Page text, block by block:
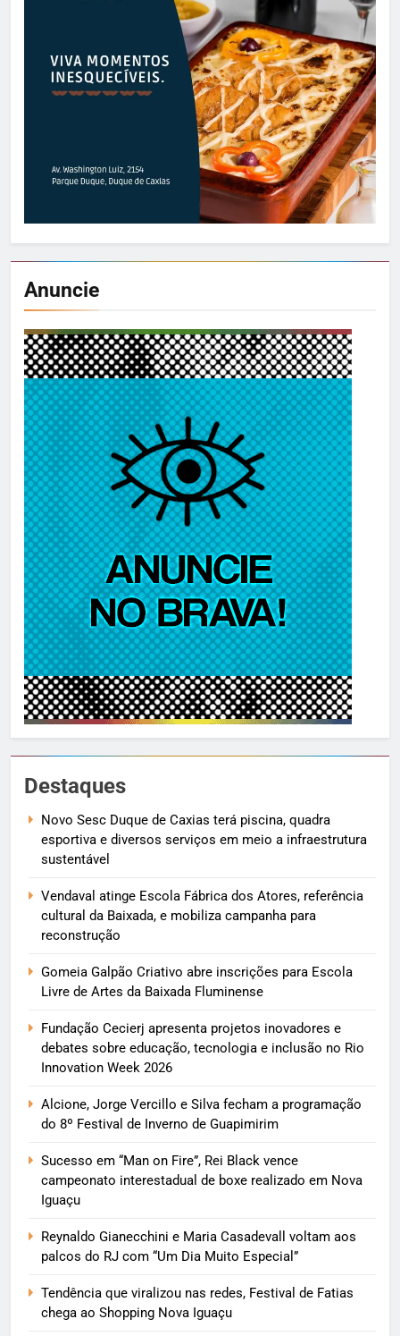
Anuncie
Destaques
Novo Sesc Duque de Caxias terá piscina, quadra
esportiva e diversos serviços em meio a infraestrutura
sustentável
Vendaval atinge Escola Fábrica dos Atores, referência
cultural da Baixada, e mobiliza campanha para
reconstrução
Gomeia Galpão Criativo abre inscrições para Escola
Livre de Artes da Baixada Fluminense
Fundação Cecierj apresenta projetos inovadores e
debates sobre educação, tecnologia e inclusão no Rio
Innovation Week 2026
Alcione, Jorge Vercillo e Silva fecham a programação
do 8º Festival de Inverno de Guapimirim
Sucesso em “Man on Fire”, Rei Black vence
campeonato interestadual de boxe realizado em Nova
Iguaçu
Reynaldo Gianecchini e Maria Casadevall voltam aos
palcos do RJ com “Um Dia Muito Especial”
Tendência que viralizou nas redes, Festival de Fatias
chega ao Shopping Nova Iguaçu